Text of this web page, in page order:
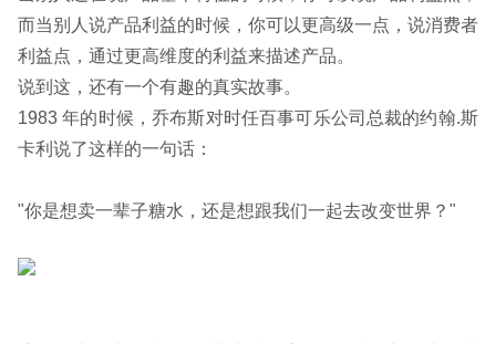
而当别人说产品利益的时候，你可以更高级一点，说消费者
利益点，通过更高维度的利益来描述产品。
说到这，还有一个有趣的真实故事。
1983 年的时候，乔布斯对时任百事可乐公司总裁的约翰.斯
卡利说了这样的一句话：
"你是想卖一辈子糖水，还是想跟我们一起去改变世界？"